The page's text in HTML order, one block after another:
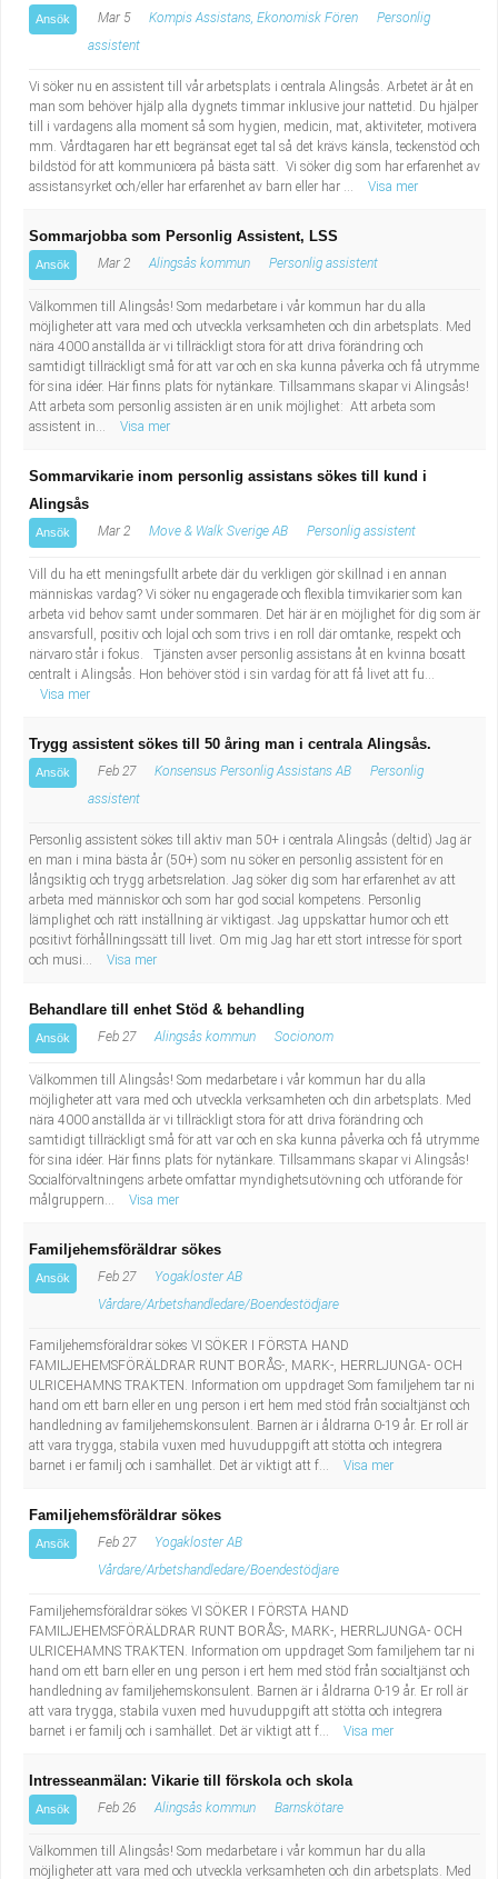
Ansök Mar 5 Kompis Assistans, Ekonomisk Fören
Personlig
assistent
Vi söker nu en assistent till vår arbetsplats i centrala Alingsås. Arbetet är åt en
man som behöver hjälp alla dygnets timmar inklusive jour nattetid. Du hjälper
till i vardagens alla moment så som hygien, medicin, mat, aktiviteter, motivera
mm. Vårdtagaren har ett begränsat eget tal så det krävs känsla, teckenstöd och
bildstöd för att kommunicera på bästa sätt. Vi söker dig som har erfarenhet av
assistansyrket och/eller har erfarenhet av barn eller har ...
Visa mer
Sommarjobba som Personlig Assistent, LSS
Ansök Mar 2 Alingsås kommun Personlig assistent
Välkommen till Alingsås! Som medarbetare i vår kommun har du alla
möjligheter att vara med och utveckla verksamheten och din arbetsplats. Med
nära 4000 anställda är vi tillräckligt stora för att driva förändring och
samtidigt tillräckligt små för att var och en ska kunna påverka och få utrymme
för sina idéer. Här finns plats för nytänkare. Tillsammans skapar vi Alingsås!
Att arbeta som personlig assisten är en unik möjlighet: Att arbeta som
assistent in...
Visa mer
Sommarvikarie inom personlig assistans sökes till kund i
Alingsås
Ansök Mar 2 Move & Walk Sverige AB Personlig assistent
Vill du ha ett meningsfullt arbete där du verkligen gör skillnad i en annan
människas vardag? Vi söker nu engagerade och flexibla timvikarier som kan
arbeta vid behov samt under sommaren. Det här är en möjlighet för dig som är
ansvarsfull, positiv och lojal och som trivs i en roll där omtanke, respekt och
närvaro står i fokus. Tjänsten avser personlig assistans åt en kvinna bosatt
centralt i Alingsås. Hon behöver stöd i sin vardag för att få livet att fu...
Visa mer
Trygg assistent sökes till 50 åring man i centrala Alingsås.
Ansök Feb 27 Konsensus Personlig Assistans AB
Personlig
assistent
Personlig assistent sökes till aktiv man 50+ i centrala Alingsås (deltid) Jag är
en man i mina bästa år (50+) som nu söker en personlig assistent för en
långsiktig och trygg arbetsrelation. Jag söker dig som har erfarenhet av att
arbeta med människor och som har god social kompetens. Personlig
lämplighet och rätt inställning är viktigast. Jag uppskattar humor och ett
positivt förhållningssätt till livet. Om mig Jag har ett stort intresse för sport
och musi...
Visa mer
Behandlare till enhet Stöd & behandling
Ansök Feb 27 Alingsås kommun Socionom
Välkommen till Alingsås! Som medarbetare i vår kommun har du alla
möjligheter att vara med och utveckla verksamheten och din arbetsplats. Med
nära 4000 anställda är vi tillräckligt stora för att driva förändring och
samtidigt tillräckligt små för att var och en ska kunna påverka och få utrymme
för sina idéer. Här finns plats för nytänkare. Tillsammans skapar vi Alingsås!
Socialförvaltningens arbete omfattar myndighetsutövning och utförande för
målgruppern...
Visa mer
Familjehemsföräldrar sökes
Ansök Feb 27
Yogakloster AB
Vårdare/Arbetshandledare/Boendestödjare
Familjehemsföräldrar sökes VI SÖKER I FÖRSTA HAND
FAMILJEHEMSFÖRÄLDRAR RUNT BORÅS-, MARK-, HERRLJUNGA- OCH
ULRICEHAMNS TRAKTEN. Information om uppdraget Som familjehem tar ni
hand om ett barn eller en ung person i ert hem med stöd från socialtjänst och
handledning av familjehemskonsulent. Barnen är i åldrarna 0-19 år. Er roll är
att vara trygga, stabila vuxen med huvuduppgift att stötta och integrera
barnet i er familj och i samhället. Det är viktigt att f...
Visa mer
Familjehemsföräldrar sökes
Ansök Feb 27
Yogakloster AB
Vårdare/Arbetshandledare/Boendestödjare
Familjehemsföräldrar sökes VI SÖKER I FÖRSTA HAND
FAMILJEHEMSFÖRÄLDRAR RUNT BORÅS-, MARK-, HERRLJUNGA- OCH
ULRICEHAMNS TRAKTEN. Information om uppdraget Som familjehem tar ni
hand om ett barn eller en ung person i ert hem med stöd från socialtjänst och
handledning av familjehemskonsulent. Barnen är i åldrarna 0-19 år. Er roll är
att vara trygga, stabila vuxen med huvuduppgift att stötta och integrera
barnet i er familj och i samhället. Det är viktigt att f...
Visa mer
Intresseanmälan: Vikarie till förskola och skola
Ansök Feb 26 Alingsås kommun Barnskötare
Välkommen till Alingsås! Som medarbetare i vår kommun har du alla
möjligheter att vara med och utveckla verksamheten och din arbetsplats. Med